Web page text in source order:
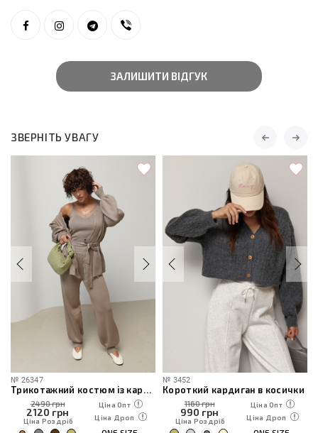
ЗАЛИШИТИ ВІДГУК
ЗВЕРНІТЬ УВАГУ
№ 26347
Трикотажний костюм із кардиганом, топом та штанами
2490 грн
2120 грн
Ціна Роздріб
Ціна Опт
Ціна Дроп
№ 3452
Короткий кардиган в косички
1160 грн
990 грн
Ціна Роздріб
Ціна Опт
Ціна Дроп